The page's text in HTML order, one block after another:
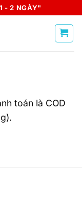
- 2 NGÀY"
toán là COD